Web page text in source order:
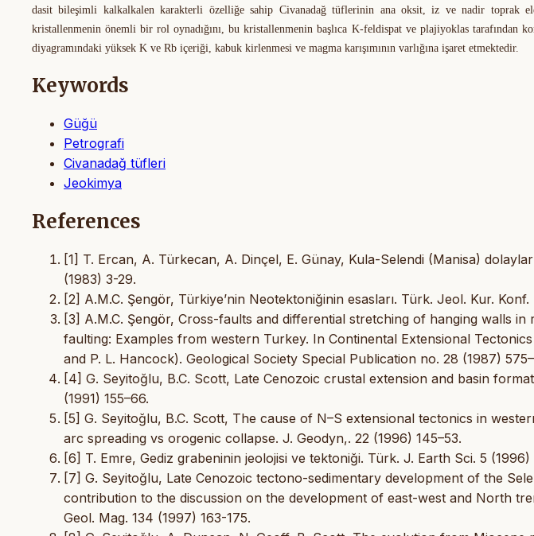
dasit bileşimli kalkalkalen karakterli özelliğe sahip Civanadağ tüflerinin ana oksit, iz ve nadir toprak
kristallenmenin önemli bir rol oynadığını, bu kristallenmenin başlıca K-feldispat ve plajiyoklas tarafından
diyagramındaki yüksek K ve Rb içeriği, kabuk kirlenmesi ve magma karışımının varlığına işaret etmektedir.
Keywords
Güğü
Petrografi
Civanadağ tüfleri
Jeokimya
References
[1] T. Ercan, A. Türkecan, A. Dinçel, E. Günay, Kula-Selendi (Manisa)
(1983) 3-29.
[2] A.M.C. Şengör, Türkiye’nin Neotektoniğinin esasları. Türk. Jeol. Kur.
[3] A.M.C. Şengör, Cross-faults and differential stretching of hanging walls
faulting: Examples from western Turkey. In Continental Extensional
and P. L. Hancock). Geological Society Special Publication no. 28 (1987)
[4] G. Seyitoğlu, B.C. Scott, Late Cenozoic crustal extension and basin
(1991) 155–66.
[5] G. Seyitoğlu, B.C. Scott, The cause of N–S extensional tectonics in
arc spreading vs orogenic collapse. J. Geodyn,. 22 (1996) 145–53.
[6] T. Emre, Gediz grabeninin jeolojisi ve tektoniği. Türk. J. Earth Sci. 5 (1996)
[7] G. Seyitoğlu, Late Cenozoic tectono-sedimentary development of the
contribution to the discussion on the development of east-west and North
Geol. Mag. 134 (1997) 163-175.